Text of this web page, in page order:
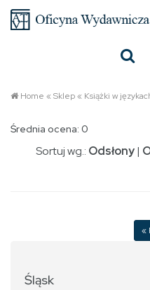
Home «Sklep« Książki w
Średnia ocena: 0
Sortuj wg.: Odsłony|
«
Śląsk